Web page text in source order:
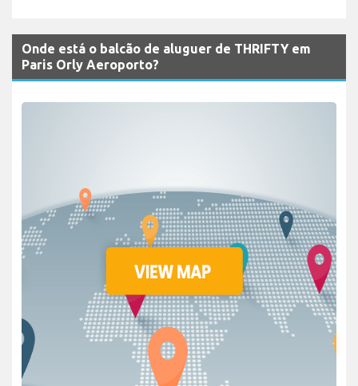
Onde está o balcão de aluguer de THRIFTY em
Paris Orly Aeroporto?